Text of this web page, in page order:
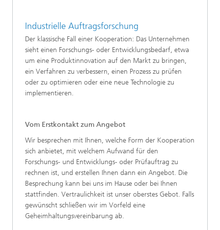
Industrielle Auftragsforschung
Der klassische Fall einer Kooperation: Das Unternehmen
sieht einen Forschungs- oder Entwicklungsbedarf, etwa
um eine Produktinnovation auf den Markt zu bringen,
ein Verfahren zu verbessern, einen Prozess zu prüfen
oder zu optimieren oder eine neue Technologie zu
implementieren.
Vom Erstkontakt zum Angebot
Wir besprechen mit Ihnen, welche Form der Kooperation
sich anbietet, mit welchem Aufwand für den
Forschungs- und Entwicklungs- oder Prüfauftrag zu
rechnen ist, und erstellen Ihnen dann ein Angebot. Die
Besprechung kann bei uns im Hause oder bei Ihnen
stattfinden. Vertraulichkeit ist unser oberstes Gebot. Falls
gewünscht schließen wir im Vorfeld eine
Geheimhaltungsvereinbarung ab.